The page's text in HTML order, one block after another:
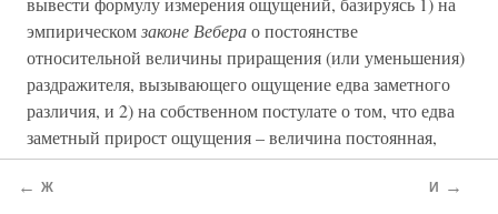
эмпирическомзаконе Веберао постоянстве
относительной величины приращения (или уменьшения)
раздражителя, вызывающего ощущение едва заметного
различия, и 2) на собственном постулате о том, что едва
заметный прирост ощущения – величина постоянная,
вследствие чего м. б. использован в качествеединицы
измерения
← Ж И →